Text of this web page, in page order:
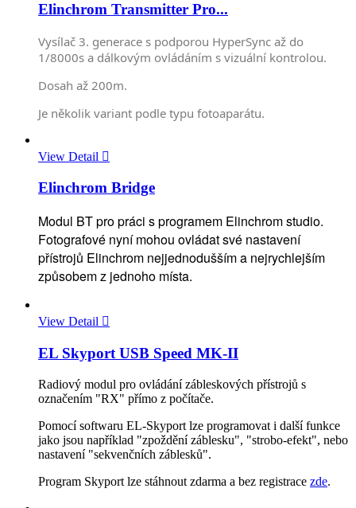
Elinchrom Transmitter Pro...
Vysílač 3. generace s podporou HyperSync až do
1/8000s a dálkovým ovládáním s vizuální kontrolou.
Dosah až 200m.
Je několik variant podle typu fotoaparátu.
View Detail 
Elinchrom Bridge
Modul BT pro práci s programem Elinchrom studio.
Fotografové nyní mohou ovládat své nastavení
přístrojů Elinchrom nejjednodušším a nejrychlejším
způsobem z jednoho místa.
View Detail 
EL Skyport USB Speed MK-II
Radiový modul pro ovládání zábleskových přístrojů s
označením "RX" přímo z počítače.
Pomocí softwaru EL-Skyport lze programovat i další funkce
jako jsou například "zpoždění záblesku", "strobo-efekt", nebo
nastavení "sekvenčních záblesků".
Program Skyport lze stáhnout zdarma a bez registrace zde.